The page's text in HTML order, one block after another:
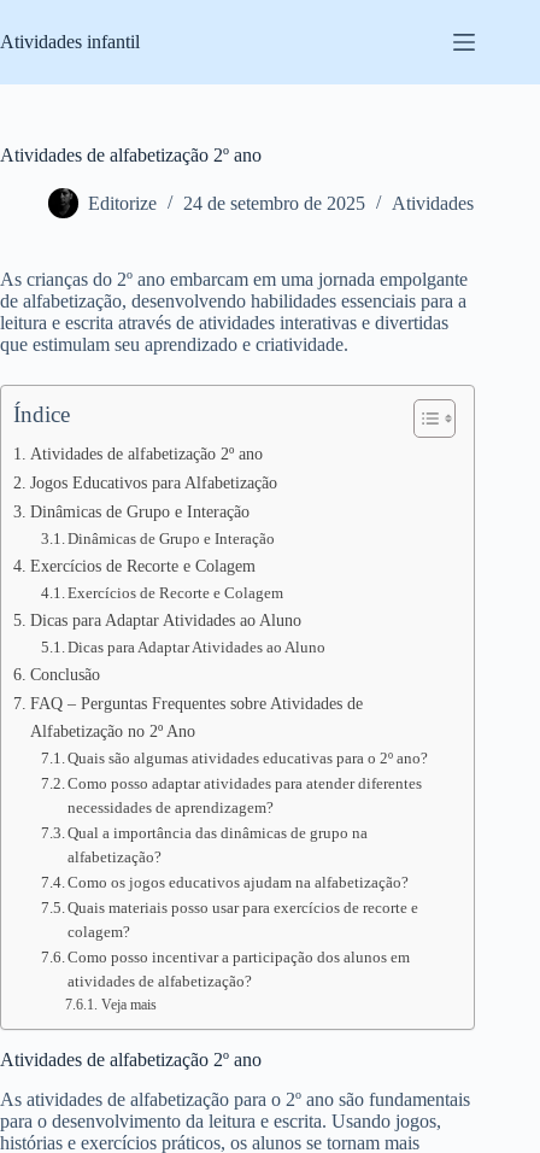
para
o
Atividades infantil
Atividades de alfabetização 2º ano
Editorize 24 de setembro de 2025 Atividades
As crianças do 2º ano embarcam em uma jornada empolgante
de alfabetização, desenvolvendo habilidades essenciais para a
leitura e escrita através de atividades interativas e divertidas
que estimulam seu aprendizado e criatividade.
Índice
Atividades de alfabetização 2º ano
Jogos Educativos para Alfabetização
Dinâmicas de Grupo e Interação
Dinâmicas de Grupo e Interação
Exercícios de Recorte e Colagem
Exercícios de Recorte e Colagem
Dicas para Adaptar Atividades ao Aluno
Dicas para Adaptar Atividades ao Aluno
Conclusão
FAQ – Perguntas Frequentes sobre Atividades de
Alfabetização no 2º Ano
Quais são algumas atividades educativas para o 2º ano?
Como posso adaptar atividades para atender diferentes
necessidades de aprendizagem?
Qual a importância das dinâmicas de grupo na
alfabetização?
Como os jogos educativos ajudam na alfabetização?
Quais materiais posso usar para exercícios de recorte e
colagem?
Como posso incentivar a participação dos alunos em
atividades de alfabetização?
Veja mais
Atividades de alfabetização 2º ano
As atividades de alfabetização para o 2º ano são fundamentais
para o desenvolvimento da leitura e escrita. Usando jogos,
histórias e exercícios práticos, os alunos se tornam mais